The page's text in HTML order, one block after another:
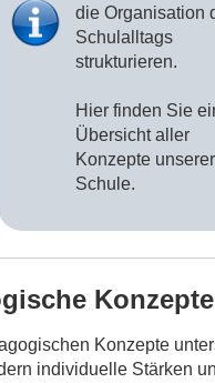
die Organisation
Schulalltags
strukturieren.
Hier finden Sie
Übersicht aller
Konzepte unserer
Schule.
Konzepte
Konzepte
individuelle Stärken